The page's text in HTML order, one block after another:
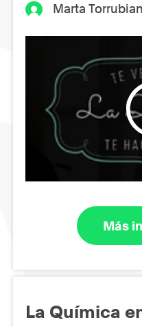
Marta
Más
La Química